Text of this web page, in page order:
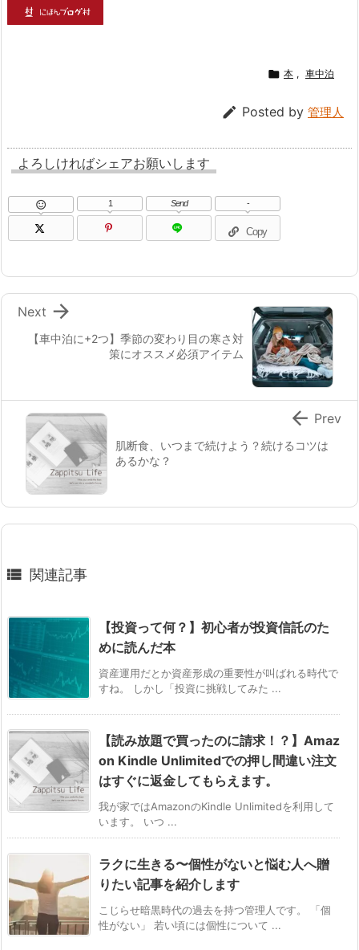
 本 , 車中泊
 Posted by 管理人
よろしければシェアお願いします
 1 Send
Copy
-
【車中泊に+2つ】季節の変わり目の寒さ対
策にオススメ必須アイテム

Next
肌断食、いつまで続けよう？続けるコツは
あるかな？
 Prev
 関連記事
【投資って何？】初心者が投資信託のた
めに読んだ本
資産運用だとか資産形成の重要性が叫ばれる時代で
すね。 しかし「投資に挑戦してみた ...
【読み放題で買ったのに請求！？】Amaz
on Kindle Unlimitedでの押し間違い注文
はすぐに返金してもらえます。
我が家ではAmazonのKindle Unlimitedを利用して
います。 いつ ...
ラクに生きる〜個性がないと悩む人へ贈
りたい記事を紹介します
こじらせ暗黒時代の過去を持つ管理人です。 「個
性がない」 若い頃には個性について ...